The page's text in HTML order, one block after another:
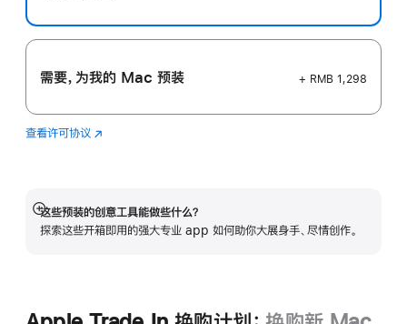
需要，为我的 Mac 预装 + RMB 1,298
查看许可协议 Logic
(在
中
打
这些预装的创意工具能做些什么？
探索这些开箱即用的强大专业 app 如何助你大展身手、尽情创作。
展
开